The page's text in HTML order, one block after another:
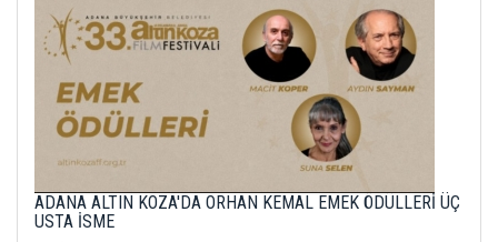
ADANA ALTIN KOZA'DA ORHAN KEMAL EMEK ÖDÜLLERİ ÜÇ
USTA İSME